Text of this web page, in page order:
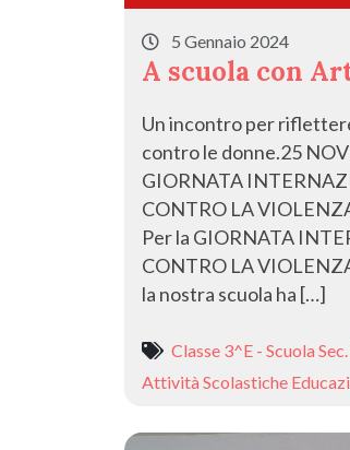
5 Gennaio 2024
A scuola con
Un incontro per
contro le donne.25
GIORNATA
CONTRO LA
Per la GIORNATA
CONTRO LA
la nostra scuola ha […]
Classe 3^E - Scuola
Attività Scolastiche